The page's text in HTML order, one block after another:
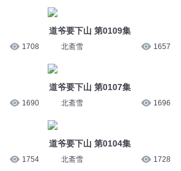
1708
1690
1754
道爷要下山 第0109集
北斋雪 1657
道爷要下山 第0107集
北斋雪 1696
道爷要下山 第0104集
北斋雪 1728